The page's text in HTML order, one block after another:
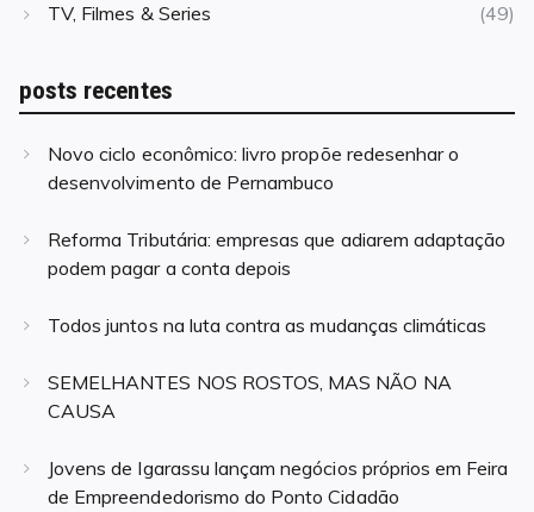
TV, Filmes & Series
(49)
posts recentes
Novo ciclo econômico: livro propõe redesenhar o
desenvolvimento de Pernambuco
Reforma Tributária: empresas que adiarem adaptação
podem pagar a conta depois
Todos juntos na luta contra as mudanças climáticas
SEMELHANTES NOS ROSTOS, MAS NÃO NA
CAUSA
Jovens de Igarassu lançam negócios próprios em Feira
de Empreendedorismo do Ponto Cidadão